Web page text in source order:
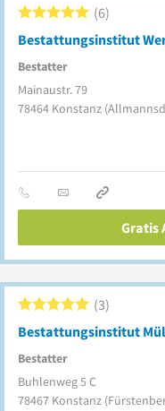
Bestattungsinstitut
Bestatter
6
Mainaustr. 79
78464 Konstanz
Gratis
Bestattungsinstitut
Bestatter
3
Buhlenweg 5 C
78467 Konstanz